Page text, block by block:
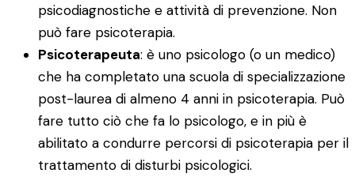
psicodiagnostiche e attività di prevenzione. Non
può fare psicoterapia.
Psicoterapeuta: è uno psicologo (o un medico)
che ha completato una scuola di specializzazione
post-laurea di almeno 4 anni in psicoterapia. Può
fare tutto ciò che fa lo psicologo, e in più è
abilitato a condurre percorsi di psicoterapia per il
trattamento di disturbi psicologici.